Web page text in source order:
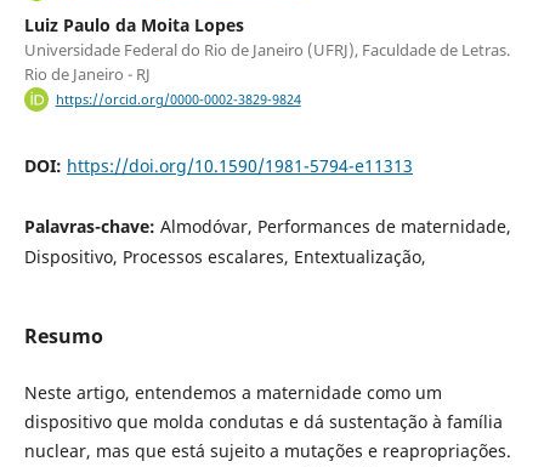
Luiz Paulo da Moita Lopes
Universidade Federal do Rio de Janeiro (UFRJ), Faculdade de Letras.
Rio de Janeiro - RJ
https://orcid.org/0000-0002-3829-9824
DOI: https://doi.org/10.1590/1981-5794-e11313
Palavras-chave: Almodóvar, Performances de maternidade,
Dispositivo, Processos escalares, Entextualização,
Resumo
Neste artigo, entendemos a maternidade como um
dispositivo que molda condutas e dá sustentação à família
nuclear, mas que está sujeito a mutações e reapropriações.